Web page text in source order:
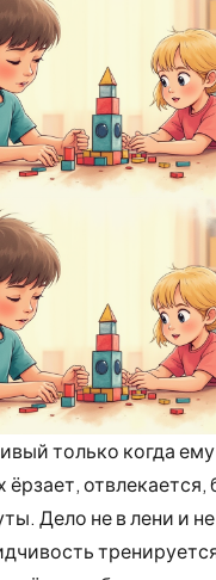
только когда
ёрзает, отвлекается,
Дело не в лени и